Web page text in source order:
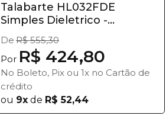
Talabarte HL032FDE
Simples Dieletrico -
HERCULES
De R$ 555,30
Por R$ 424,80
No Boleto, Pix ou 1x no Cartão de
crédito
ou 9x de R$ 52,44